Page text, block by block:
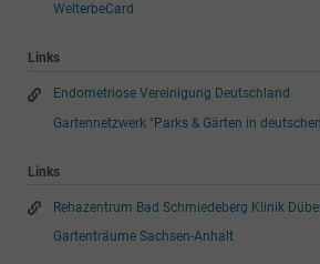
WelterbeCard
Links
Endometriose Vereinigung Deutschland
Gartennetzwerk "Parks & Gärten in
Links
Rehazentrum Bad Schmiedeberg Klinik
Gartenträume Sachsen-Anhalt